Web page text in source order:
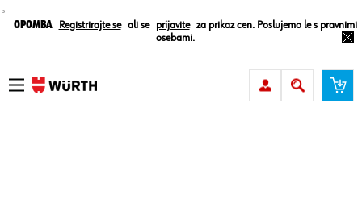
¸
Opomba Registrirajte se ali se prijavite
za prikaz cen. Poslujemo le s pravnimi
osebami.